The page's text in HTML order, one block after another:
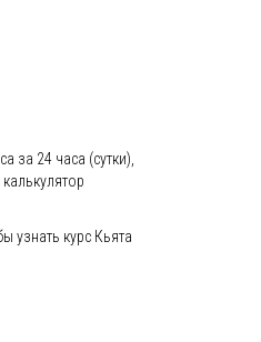
за 24 часа (сутки),
узнать курс Кьята